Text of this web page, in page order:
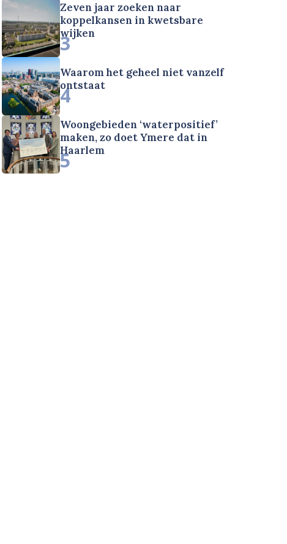
Zeven jaar zoeken naar
koppelkansen in kwetsbare
wijken
3
Waarom het geheel niet vanzelf
ontstaat
4
Woongebieden ‘waterpositief’
maken, zo doet Ymere dat in
Haarlem
5